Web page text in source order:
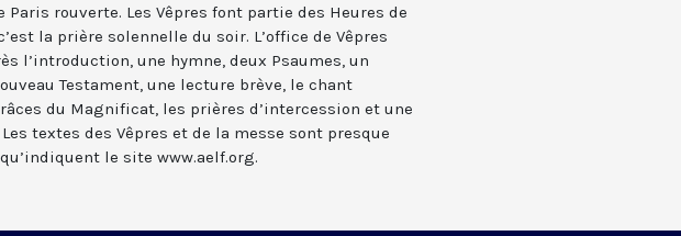
Paris rouverte. Les Vêpres font partie des Heures de
la prière solennelle du soir. L’office de Vêpres
l’introduction, une hymne, deux Psaumes, un
Testament, une lecture brève, le chant
du Magnificat, les prières d’intercession et une
textes des Vêpres et de la messe sont presque
le site www.aelf.org.